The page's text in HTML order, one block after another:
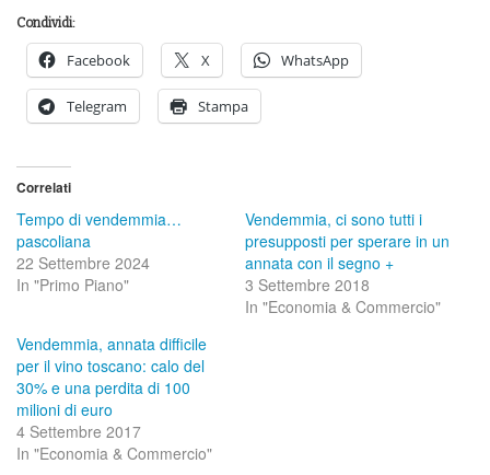
Condividi:
Facebook X WhatsApp
Telegram Stampa
Correlati
Tempo di vendemmia…
pascoliana
22 Settembre 2024
In "Primo Piano"
Vendemmia, ci sono tutti i
presupposti per sperare in un
annata con il segno +
3 Settembre 2018
In "Economia & Commercio"
Vendemmia, annata difficile
per il vino toscano: calo del
30% e una perdita di 100
milioni di euro
4 Settembre 2017
In "Economia & Commercio"